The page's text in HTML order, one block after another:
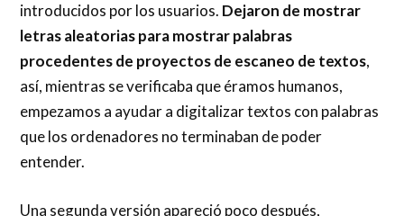
introducidos por los usuarios. Dejaron de mostrar
letras aleatorias para mostrar palabras
procedentes de proyectos de escaneo de textos,
así, mientras se verificaba que éramos humanos,
empezamos a ayudar a digitalizar textos con palabras
que los ordenadores no terminaban de poder
entender.
Una segunda versión apareció poco después,